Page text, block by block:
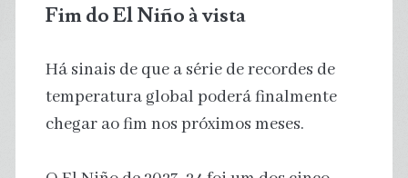
Fim do El Niño à vista
Há sinais de que a série de recordes de
temperatura global poderá finalmente
chegar ao fim nos próximos meses.